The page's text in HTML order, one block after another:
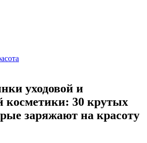
уходовой и
косметики: 30 крутых
заряжают на красоту